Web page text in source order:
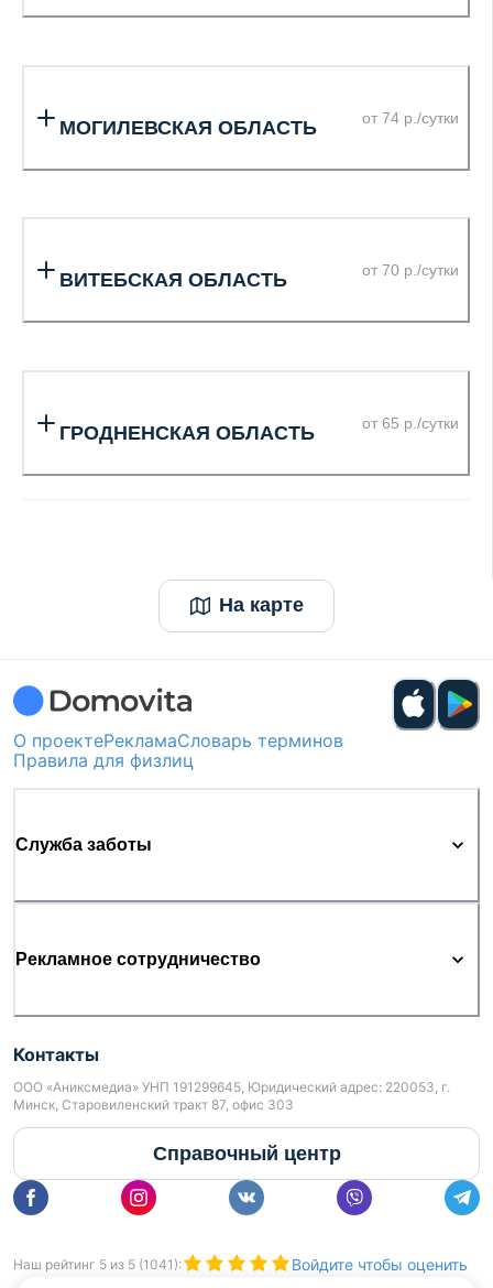
МОГИЛЕВСКАЯ ОБЛАСТЬ от 74 р./сутки
ВИТЕБСКАЯ ОБЛАСТЬ от 70 р./сутки
ГРОДНЕНСКАЯ ОБЛАСТЬ от 65 р./сутки
На карте
О проектеРекламаСловарь терминов
Правила для физлиц
Служба заботы
Рекламное сотрудничество
Контакты
ООО «Аниксмедиа» УНП 191299645, Юридический адрес: 220053, г.
Минск, Старовиленский тракт 87, офис 303
Справочный центр
Наш рейтинг 5 из 5 (1041 ): Войдите чтобы оценить